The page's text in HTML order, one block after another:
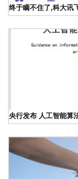
终于瞒不住了,科大讯
央行发布 人工智能算